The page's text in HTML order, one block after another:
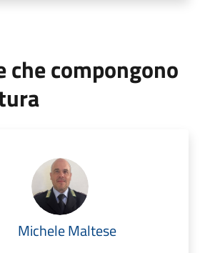
che compongono
Michele Maltese